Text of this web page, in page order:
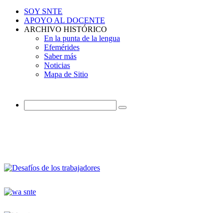
SOY SNTE
APOYO AL DOCENTE
ARCHIVO HISTÓRICO
En la punta de la lengua
Efemérides
Saber más
Noticias
Mapa de Sitio